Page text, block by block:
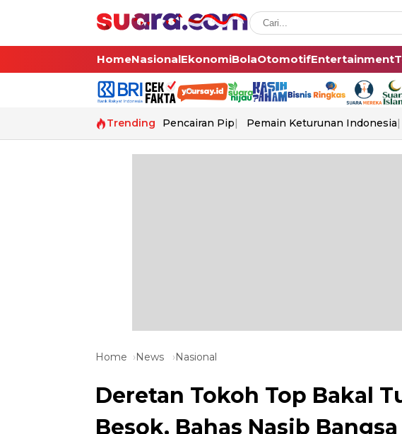
HomeNasionalEkonomiBolaOtomotifEntertainment
Trending Pencairan Pip Pemain Keturunan Indonesia
Home News Nasional
Deretan Tokoh Top Bakal
Besok, Bahas Nasib